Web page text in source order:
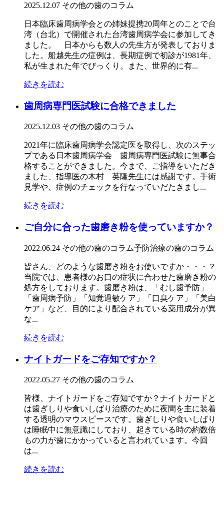
2025.12.07 その他の歯のコラム
日本臨床歯周病学会との姉妹提携20周年とのことで台
湾（台北）で開催された台湾歯周病学会に参加してき
ました。 日本からも数人の先生方が発表しておりま
した。船越先生の症例は、長期症例で初診が1981年、
私が生まれた年でびっくり。また、世界的に有...
続きを読む
歯周病専門医試験に合格できました
2025.12.03 その他の歯のコラム
2021年に臨床歯周病学会認定医を取得し、次のステッ
プである日本歯周病学会 歯周病専門医試験に無事合
格することができました。今まで、ご指導をいただき
ました、指導医の木村 英隆先生には感謝です。手術
見学や、症例のチェックを行なっていだたきまし...
続きを読む
ご自分に合った歯磨き粉を使っていますか？
2022.06.24 その他の歯のコラム予防治療の歯のコラム
皆さん、どのような歯磨き粉をお使いですか・・・？
当院では、患者様のお口の症状に合わせた歯磨き粉の
処方をしております。歯磨き粉は、「むし歯予防」
「歯周病予防」「知覚過敏ケア」「口臭ケア」「美白
ケア」など、目的により配合されている薬用成分が異
な...
続きを読む
ナイトガードをご存知ですか？
2022.05.27 その他の歯のコラム
皆様、ナイトガードをご存知ですか？ナイトガードと
は歯ぎしりや食いしばり治療のために夜間を主に装着
する透明のマウスピースです。歯ぎしりや食いしばり
は睡眠中に無意識にしており、起きている時の約数倍
もの力が歯にかかっていると言われています。今回
は...
続きを読む